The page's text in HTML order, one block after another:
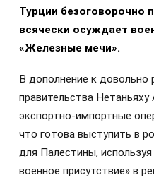
Турции
всячески осуждает
«Железные мечи».
В дополнение к довольно
правительства Нетаньяху
экспортно-импортные
что готова выступить в
для Палестины,
военное присутствие» в